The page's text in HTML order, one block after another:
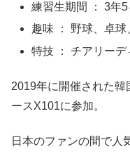
練習生期間 ： 3年5
趣味 ： 野球、卓
特技 ： チアリーデ
2019年に開催された韓
ースX101に参加。
日本のファンの間で人